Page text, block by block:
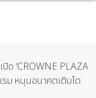
ด ‘CROWNE PLAZA
รม หนุนอนาคตเติบโต